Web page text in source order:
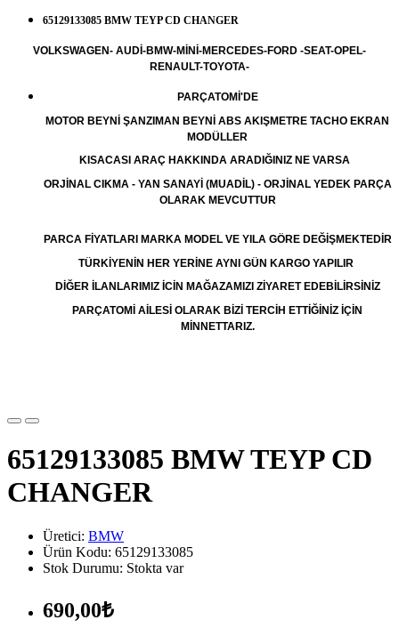
65129133085 BMW TEYP CD CHANGER
VOLKSWAGEN- AUDİ-BMW-MİNİ-MERCEDES-FORD -SEAT-OPEL-
RENAULT-TOYOTA-
PARÇATOMİ'DE
MOTOR BEYNİ ŞANZIMAN BEYNİ ABS AKIŞMETRE TACHO EKRAN
MODÜLLER
KISACASI ARAÇ HAKKINDA ARADIĞINIZ NE VARSA
ORJİNAL CIKMA - YAN SANAYİ (MUADİL) - ORJİNAL YEDEK PARÇA
OLARAK MEVCUTTUR
PARCA FİYATLARI MARKA MODEL VE YILA GÖRE DEĞİŞMEKTEDİR
TÜRKİYENİN HER YERİNE AYNI GÜN KARGO YAPILIR
DİĞER İLANLARIMIZ İCİN MAĞAZAMIZI ZİYARET EDEBİLİRSİNİZ
PARÇATOMİ AİLESİ OLARAK BİZİ TERCİH ETTİĞİNİZ İÇİN
MİNNETTARIZ.
65129133085 BMW TEYP CD
CHANGER
Üretici: BMW
Ürün Kodu: 65129133085
Stok Durumu: Stokta var
690,00₺